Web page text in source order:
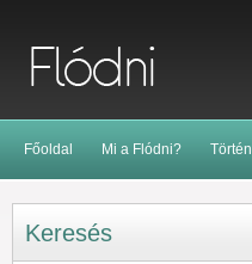
Főoldal Mi a Flódni?
Keresés